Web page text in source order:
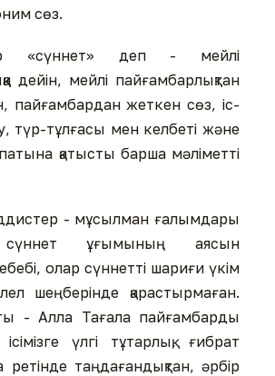
сөз.
«сүннет» деп - мейлі
дейін, мейлі пайғамбарлықтан
пайғамбардан жеткен сөз, іс-
түр-тұлғасы мен келбеті және
қатысты барша мәліметті
- мұсылман ғалымдары
ұғымының аясын
олар сүннетті шариғи үкім
шеңберінде қарастырмаған.
- Алла Тағала пайғамбарды
үлгі тұтарлық, ғибрат
ретінде таңдағандықтан, әрбір